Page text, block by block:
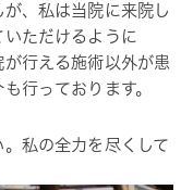
、私は当院に来院し
ただけるように
行える施術以外が患
行っております。
私の全力を尽くして